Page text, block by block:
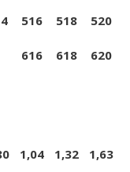
516 518 520
616 618 620
1,04 1,32 1,63